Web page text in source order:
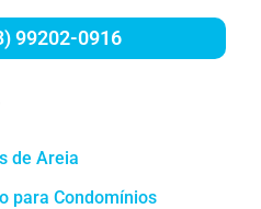
99202-0916
de Areia
para Condomínios